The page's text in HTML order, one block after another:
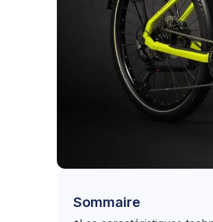
Sommaire